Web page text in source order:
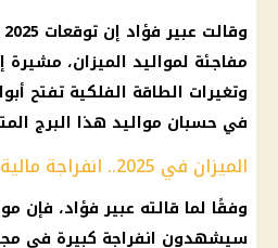
مفاجئة لمواليد الميزان،
وتغيرات الطاقة الفلكية تفتح
في حسبان مواليد هذا البرج
الميزان في 2025.. انفراجة مالية وتغييرات إيجابية
وفقًا لما قالته عبير فؤاد، فإن
سيشهدون انفراجة كبيرة في